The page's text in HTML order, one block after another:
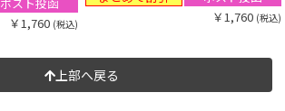
￥1,760 (税込)
￥1,760 (税込)
上部へ戻る